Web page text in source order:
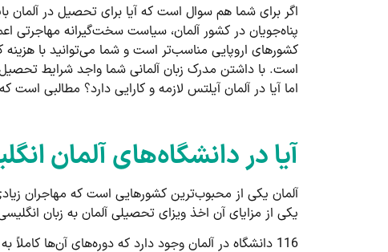
اگر برای شما هم سوال است که آیا برای تحصیل در آلمان
پناه‌جویان در کشور آلمان، سیاست سخت‌گیرانه
کشورهای اروپایی مناسب‌تر است و شما می‌توانید با
است. با داشتن مدرک زبان آلمانی شما واجد شرایط تحصیل
اما آیا در آلمان آیلتس لازمه و کارایی دارد؟ مطالبی است
آیا در دانشگاه‌های آلمان
آلمان یکی از محبوب‌ترین کشورهایی است که مهاجران
یکی از مزایای آن اخذ ویزای تحصیلی آلمان به زبان